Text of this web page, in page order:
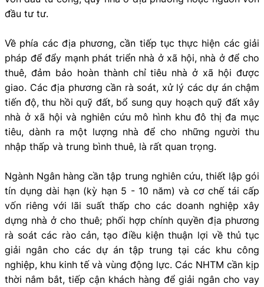
đầu tư tư.
Về phía các địa phương, cần tiếp tục thực hiện các giải
pháp để đẩy mạnh phát triển nhà ở xã hội, nhà ở để cho
thuê, đảm bảo hoàn thành chỉ tiêu nhà ở xã hội được
giao. Các địa phương cần rà soát, xử lý các dự án chậm
tiến độ, thu hồi quỹ đất, bổ sung quy hoạch quỹ đất xây
nhà ở xã hội và nghiên cứu mô hình khu đô thị đa mục
tiêu, dành ra một lượng nhà để cho những người thu
nhập thấp và trung bình thuê, là rất quan trọng.
Ngành Ngân hàng cần tập trung nghiên cứu, thiết lập gói
tín dụng dài hạn (kỳ hạn 5 - 10 năm) và cơ chế tái cấp
vốn riêng với lãi suất thấp cho các doanh nghiệp xây
dựng nhà ở cho thuê; phối hợp chính quyền địa phương
rà soát các rào cản, tạo điều kiện thuận lợi về thủ tục
giải ngân cho các dự án tập trung tại các khu công
nghiệp, khu kinh tế và vùng động lực. Các NHTM cần kịp
thời nắm bắt, tiếp cận khách hàng để giải ngân cho vay